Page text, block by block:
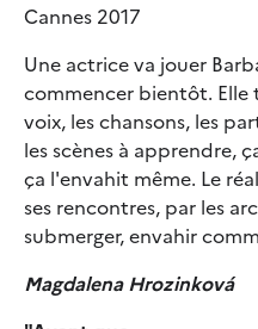
Cannes 2017
Une actrice va jouer
commencer bientôt. Elle
voix, les chansons, les
les scènes à apprendre,
ça l'envahit même. Le
ses rencontres, par les
submerger, envahir
Magdalena Hrozinková